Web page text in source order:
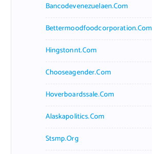
Bancodevenezuelaen.com
Bettermoodfoodcorporation.com
Hingstonnt.com
Chooseagender.com
Hoverboardssale.com
Alaskapolitics.com
Stsmp.org